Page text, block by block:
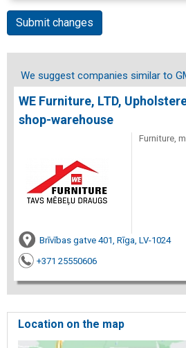
Submit changes
We suggest companies similar to
WE Furniture, LTD,
shop-warehouse
Furniture,
Brīvības gatve 401, Rīga, LV-1024
+371 25550606
Location on the map